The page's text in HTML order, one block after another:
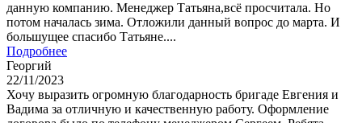
данную компанию. Менеджер Татьяна,всё просчитала. Но
потом началась зима. Отложили данный вопрос до марта. И
большущее спасибо Татьяне....
Подробнее
Георгий
22/11/2023
Хочу выразить огромную благодарность бригаде Евгения и
Вадима за отличную и качественную работу. Оформление